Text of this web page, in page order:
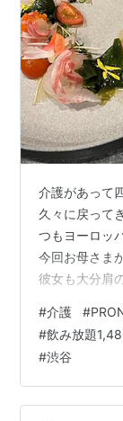
介護があって
久々に戻って
つもヨーロッ
今回お母さま
彼女も大分肩
くる2店舗は
ここでは「飲
人が予約して
っぱり美味し
で、その後だ
#介護 #
#飲み放題
#渋谷